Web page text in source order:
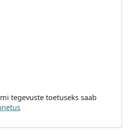
tegevuste toetuseks saab